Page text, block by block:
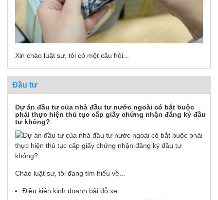
Xin chào luật sư, tôi có một câu hỏi...
Đầu tư
Dự án đầu tư của nhà đầu tư nước ngoài có bắt buộc
phải thực hiện thủ tục cấp giấy chứng nhận đăng ký đầu
tư không?
Chào luật sư, tôi đang tìm hiểu về...
Điều kiện kinh doanh bãi đỗ xe